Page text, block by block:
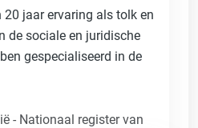
20 jaar ervaring als tolk en
de sociale en juridische
gespecialiseerd in de
- Nationaal register van